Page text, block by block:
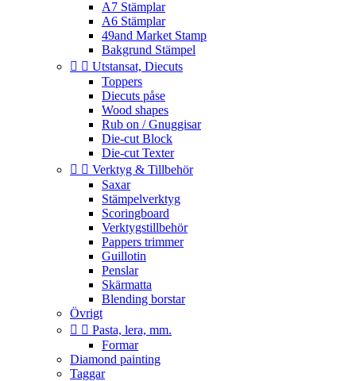
A7 Stämplar
A6 Stämplar
49and Market Stamp
Bakgrund Stämpel
  Utstansat, Diecuts
Toppers
Diecuts påse
Wood shapes
Rub on / Gnuggisar
Die-cut Block
Die-cut Texter
  Verktyg & Tillbehör
Saxar
Stämpelverktyg
Scoringboard
Verktygstillbehör
Pappers trimmer
Guillotin
Penslar
Skärmatta
Blending borstar
Övrigt
  Pasta, lera, mm.
Formar
Diamond painting
Taggar